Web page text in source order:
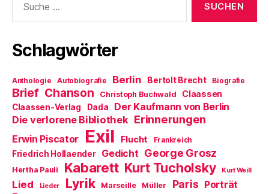
nach:
Schlagwörter
Anthologie Autobiografie Berlin Bertolt Brecht Biografie
Brief Chanson Christoph Buchwald Claassen
Claassen-Verlag Dada Der Kaufmann von Berlin
Die verlorene Bibliothek Erinnerungen
Erwin Piscator Exil Flucht Frankreich
Friedrich Hollaender Gedicht George Grosz
Hertha Pauli Kabarett Kurt Tucholsky Kurt Weill
Lied Lieder Lyrik Marseille Müller Paris Porträt